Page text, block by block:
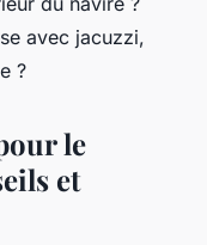
avec jacuzzi,
?
le
et